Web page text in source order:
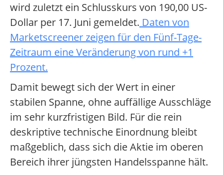
wird zuletzt ein Schlusskurs von 190,00 US-
Dollar per 17. Juni gemeldet. Daten von
Marketscreener zeigen für den Fünf-Tage-
Zeitraum eine Veränderung von rund +1
Prozent.
Damit bewegt sich der Wert in einer
stabilen Spanne, ohne auffällige Ausschläge
im sehr kurzfristigen Bild. Für die rein
deskriptive technische Einordnung bleibt
maßgeblich, dass sich die Aktie im oberen
Bereich ihrer jüngsten Handelsspanne hält.